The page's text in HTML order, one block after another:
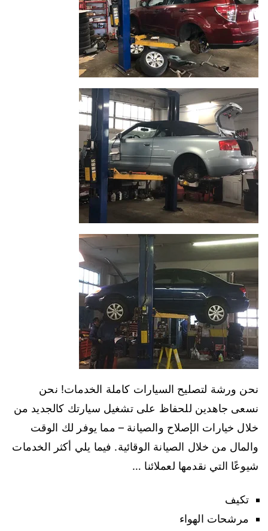
نحن ورشة لتصليح السيارات كاملة الخدمات! نحن
نسعى جاهدين للحفاظ على تشغيل سيارتك كالجديد من
خلال خيارات الإصلاح والصيانة – مما يوفر لك الوقت
والمال من خلال الصيانة الوقائية. فيما يلي أكثر الخدمات
شيوعًا التي نقدمها لعملائنا …
تكيف
مرشحات الهواء